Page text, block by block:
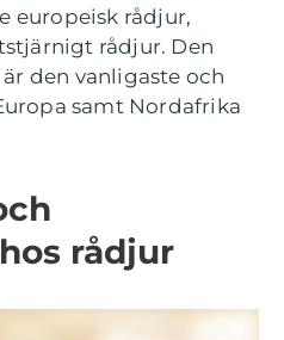
europeisk rådjur,
rådjur. Den
den vanligaste och
samt Nordafrika
rådjur